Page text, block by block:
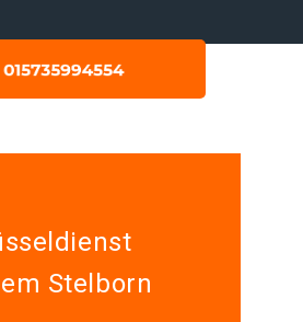
Stelborn